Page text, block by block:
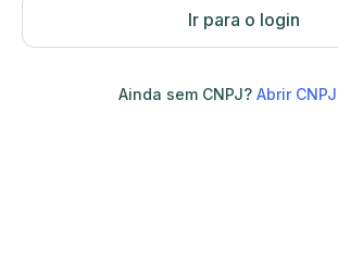
Ir para o login
Ainda sem CNPJ? Abrir